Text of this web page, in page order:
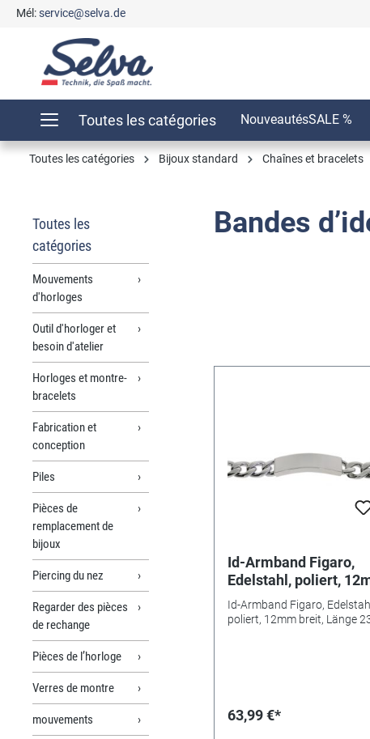
Passer à la navigation principale
Mél:service@selva.de
Toutes les catégories NouveautésSALE %
Toutes les catégories Bijoux standard Chaînes et bracelets
Toutes les
catégories
Mouvements
d'horloges
Outil d'horloger et
besoin d'atelier
Horloges et montre-
bracelets
Fabrication et
conception
Piles
Pièces de
remplacement de
bijoux
Piercing du nez
Regarder des pièces
de rechange
Pièces de l’horloge
Verres de montre
mouvements
Bandes
Id-Armband Figaro,
Edelstahl, poliert,
breit, Länge 23cm
Id-Armband Figaro,
poliert, 12mm breit, Länge
63,99 €*